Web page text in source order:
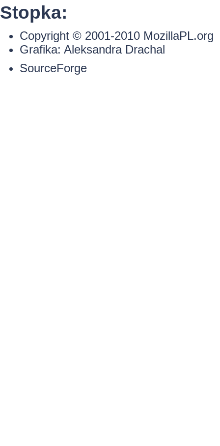
Stopka:
Copyright © 2001-2010 MozillaPL.org
Grafika: Aleksandra Drachal
SourceForge